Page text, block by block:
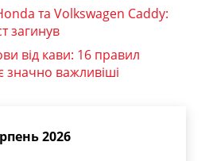
та Volkswagen Caddy:
загинув
від кави: 16 правил
значно важливіші
2026